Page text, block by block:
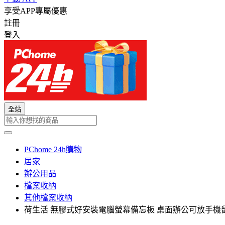
享受APP專屬優惠
註冊
登入
全站
PChome 24h購物
居家
辦公用品
檔案收納
其他檔案收納
荷生活 無膠式好安裝電腦螢幕備忘板 桌面辦公可放手機